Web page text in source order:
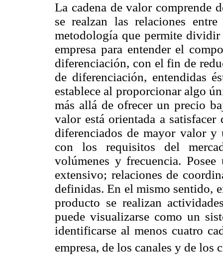
La cadena de valor comprende
se realzan las relaciones
metodología que permite dividir
empresa para entender el
diferenciación, con el fin de
de diferenciación, entendidas
establece al proporcionar algo
más allá de ofrecer un precio
valor está orientada a satisfacer
diferenciados de mayor valor
con los requisitos del
volúmenes y frecuencia.
extensivo; relaciones de
definidas. En el mismo sentido,
producto se realizan
puede visualizarse como un
identificarse al menos cuatro
empresa, de los canales y de los